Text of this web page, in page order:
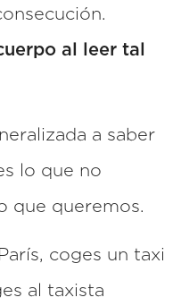
al leer tal
a saber
lo que no
que queremos.
coges un taxi
al taxista